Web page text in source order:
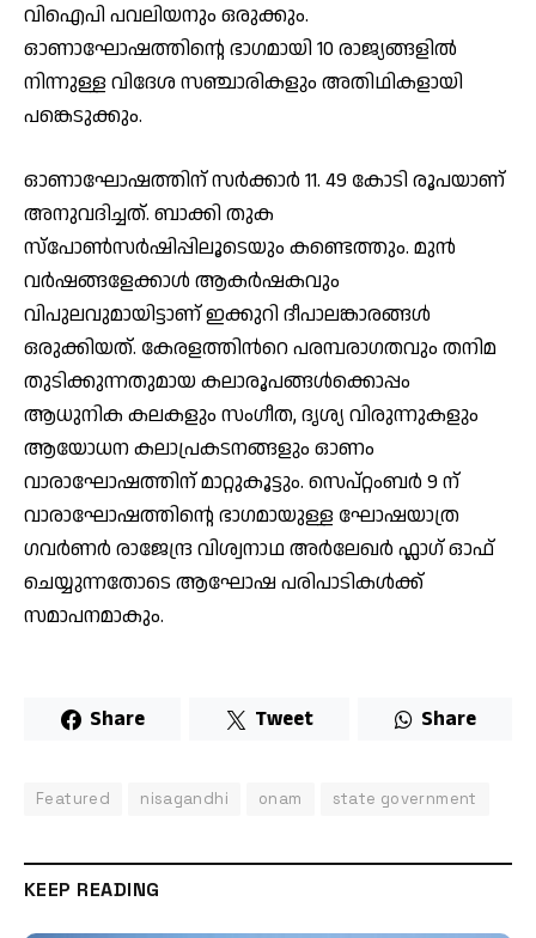
വിഐപി പവലിയനും ഒരുക്കും.
ഓണാഘോഷത്തിന്റെ ഭാഗമായി 10 രാജ്യങ്ങളിൽ
നിന്നുള്ള വിദേശ സഞ്ചാരികളും അതിഥികളായി
പങ്കെടുക്കും.
ഓണാഘോഷത്തിന് സർക്കാർ 11. 49 കോടി രൂപയാണ്
അനുവദിച്ചത്. ബാക്കി തുക
സ്പോൺസർഷിപ്പിലൂടെയും കണ്ടെത്തും. മുൻ
വർഷങ്ങളേക്കാൾ ആകർഷകവും
വിപുലവുമായിട്ടാണ് ഇക്കുറി ദീപാലങ്കാരങ്ങൾ
ഒരുക്കിയത്‌. കേരളത്തിൻറെ പരമ്പരാഗതവും തനിമ
തുടിക്കുന്നതുമായ കലാരൂപങ്ങൾക്കൊപ്പം
ആധുനിക കലകളും സംഗീത, ദൃശ്യ വിരുന്നുകളും
ആയോധന കലാപ്രകടനങ്ങളും ഓണം
വാരാഘോഷത്തിന് മാറ്റുകൂട്ടും. സെപ്റ്റംബർ 9 ന്
വാരാഘോഷത്തിന്റെ ഭാഗമായുള്ള ഘോഷയാത്ര
ഗവർണർ രാജേന്ദ്ര വിശ്വനാഥ അർലേഖർ ഫ്ലാഗ് ഓഫ്
ചെയ്യുന്നതോടെ ആഘോഷ പരിപാടികൾക്ക്
സമാപനമാകും.
Share Tweet Share
Featured nisagandhi onam state government
KEEP READING